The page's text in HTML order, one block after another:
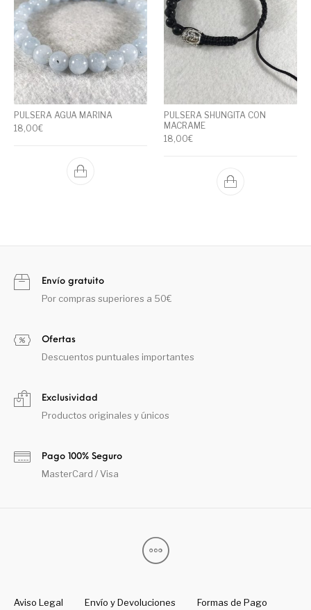
PULSERA AGUA MARINA
18,00€
PULSERA SHUNGITA CON
MACRAME
18,00€
Envío gratuito
Por compras superiores a 50€
Ofertas
Descuentos puntuales importantes
Exclusividad
Productos originales y únicos
Pago 100% Seguro
MasterCard / Visa
Aviso Legal Envío y Devoluciones Formas de Pago